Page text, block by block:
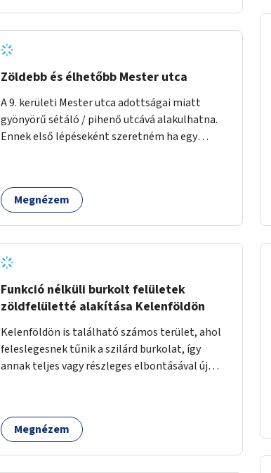
bevonja az ott lévő személyeket, és egyben a
környezettudatos és fenntartható élettel
kapcsolatos szemléletformálást is céljának
Zöldebb és élhetőbb Mester utca
A 9. kerületi Mester utca adottságai miatt
gyönyörű sétáló / pihenő utcává alakulhatna.
Ennek első lépéseként szeretném ha egy
növényzet lenne, praktikusan a járda és az
autós sáv találkozásánál, a platán fák között. A
zöld sáv ne pusztuljon ki, és megtartsa azt a jó
hangulatot, amiből már könnyebb lesz
elképzelni a következő lépést egészen addig,
amíg komolyabb forgalomcsillapítások és
Megnézem
Funkció nélküli burkolt felületek
zöldfelületté alakítása Kelenföldön
Kelenföldön is található számos terület, ahol
feleslegesnek tűnik a szilárd burkolat, így
annak teljes vagy részleges elbontásával új
közötti, vagy a Fraknó utca 22/b és a Bártfai
utca közötti aszfaltos területek.
Megnézem